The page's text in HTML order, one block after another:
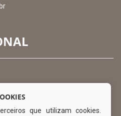
– SICque utilizam cookies.